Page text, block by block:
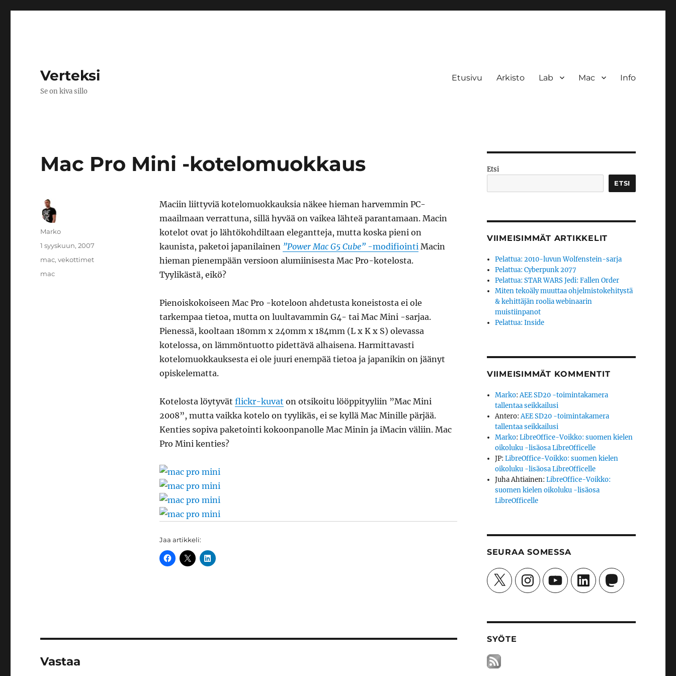
Verteksi
Se on kiva sillo
Etusivu Arkisto Lab Mac Info
Mac Pro Mini -kotelomuokkaus
Maciin liittyviä kotelomuokkauksia näkee hieman harvemmin PC-
maailmaan verrattuna, sillä hyvää on vaikea lähteä parantamaan. Macin
kotelot ovat jo lähtökohdiltaan elegantteja, mutta koska pieni on
kaunista, paketoi japanilainen ”Power Mac G5 Cube”-modifiointiMacin
hieman pienempään versioon alumiinisesta Mac Pro-kotelosta.
Tyylikästä, eikö?
Pienoiskokoiseen Mac Pro -koteloon ahdetusta koneistosta ei ole
tarkempaa tietoa, mutta on luultavammin G4- tai Mac Mini -sarjaa.
Pienessä, kooltaan 180mm x 240mm x 184mm (L x K x S) olevassa
kotelossa, on lämmöntuotto pidettävä alhaisena. Harmittavasti
kotelomuokkauksesta ei ole juuri enempää tietoa ja japanikin on jäänyt
opiskelematta.
Kotelosta löytyvät flickr-kuvat on otsikoitu lööppityyliin ”Mac Mini
2008”, mutta vaikka kotelo on tyylikäs, ei se kyllä Mac Minille pärjää.
Kenties sopiva paketointi kokoonpanolle Mac Minin ja iMacin väliin. Mac
Pro Mini kenties?
Jaa artikkeli:
Kirjoittaja
Marko
Julkaistu
1 syyskuun, 2007
Kategoriat
mac,vekottimet
Avainsanat
mac
Vastaa
Etsi
ETSI
VIIMEISIMMÄT ARTIKKELIT
Pelattua: 2010-luvun Wolfenstein-sarja
Pelattua: Cyberpunk 2077
Pelattua: STAR WARS Jedi: Fallen Order
Miten tekoäly muuttaa ohjelmistokehitystä
& kehittäjän roolia webinaarin
muistiinpanot
Pelattua: Inside
VIIMEISIMMÄT KOMMENTIT
Marko:AEE SD20 -toimintakamera
tallentaa seikkailusi
Antero:AEE SD20 -toimintakamera
tallentaa seikkailusi
Marko:LibreOffice-Voikko: suomen kielen
oikoluku -lisäosa LibreOfficelle
JP:LibreOffice-Voikko: suomen kielen
oikoluku -lisäosa LibreOfficelle
Juha Ahtiainen:LibreOffice-Voikko:
suomen kielen oikoluku -lisäosa
LibreOfficelle
SEURAA SOMESSA
X InstagramYouTubeLinkedInMastodon
SYÖTE